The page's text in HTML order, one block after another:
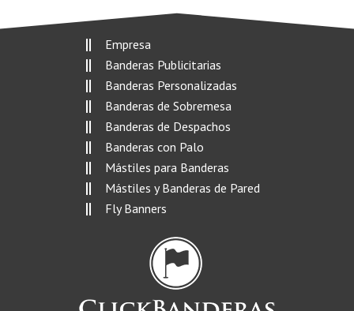
Empresa
Banderas Publicitarias
Banderas Personalizadas
Banderas de Sobremesa
Banderas de Despachos
Banderas con Palo
Mástiles para Banderas
Mástiles y Banderas de Pared
Fly Banners